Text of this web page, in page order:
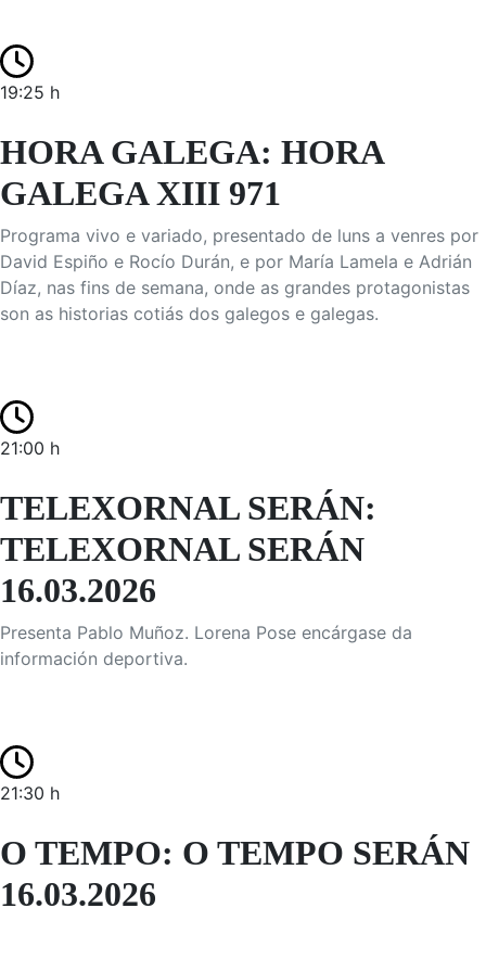
19:25 h
HORA GALEGA: HORA
GALEGA XIII 971
Programa vivo e variado, presentado de luns a venres por
David Espiño e Rocío Durán, e por María Lamela e Adrián
Díaz, nas fins de semana, onde as grandes protagonistas
son as historias cotiás dos galegos e galegas.
21:00 h
TELEXORNAL SERÁN:
TELEXORNAL SERÁN
16.03.2026
Presenta Pablo Muñoz. Lorena Pose encárgase da
información deportiva.
21:30 h
O TEMPO: O TEMPO SERÁN
16.03.2026